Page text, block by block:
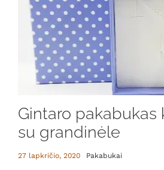
Gintaro pakabukas
su grandinėle
27 lapkričio, 2020 Pakabukai